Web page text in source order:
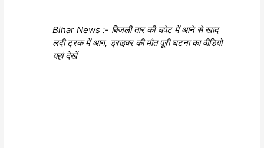
Bihar News :- बिजली तार की चपेट में आने से खाद
लदी ट्रक में आग, ड्राइवर की मौत पूरी घटना का वीडियो
यहां देखें